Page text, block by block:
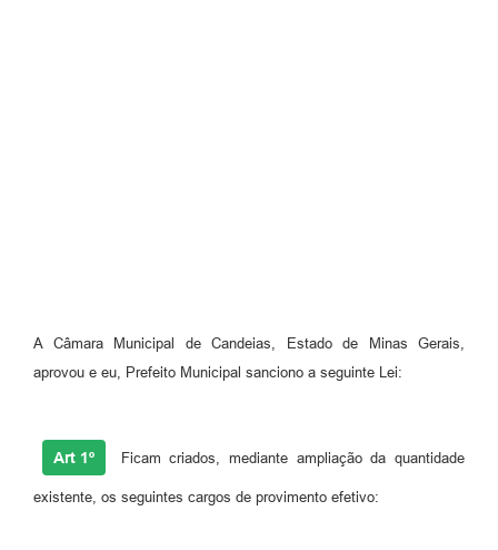
Orientações COVID-19
Carta de Serviços
A Câmara Municipal de Candeias, Estado de Minas Gerais,
aprovou e eu, Prefeito Municipal sanciono a seguinte Lei:
Art 1º Ficam criados, mediante ampliação da quantidade
existente, os seguintes cargos de provimento efetivo: